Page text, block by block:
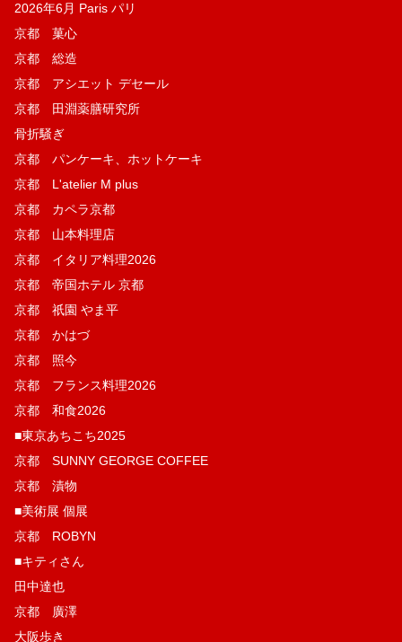
2026年6月 Paris パリ
京都 菓​心
京都 総造
京都 アシエット デセール
京都 田淵薬膳研究所
骨折騒ぎ
京都 パンケーキ、ホットケーキ
京都 L'atelier M plus
京都 カペラ京都
京都 山本料理店
京都 イタリア料理2026
京都 帝国ホテル 京都
京都 祇園 やま平
京都 かはづ
京都 照今
京都 フランス料理2026
京都 和食2026
■東京あちこち2025
京都 SUNNY GEORGE COFFEE
京都 漬物
■美術展 個展
京都 ROBYN
■キティさん
田中達也
京都 廣澤
大阪歩き